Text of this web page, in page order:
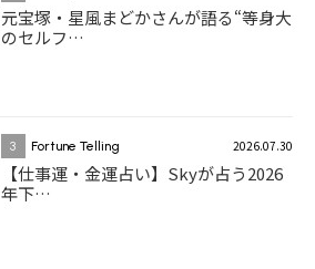
元宝塚・星風まどかさんが語る“等身大
のセルフ…
3 Fortune Telling 2026.07.30
【仕事運・金運占い】Skyが占う2026
年下…